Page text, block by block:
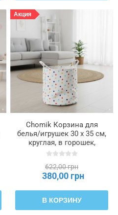
Акция
Chomik Корзина для
белья/игрушек 30 x 35 см,
круглая, в горошек,
размер M, NIZ4939
622,00 грн
380,00 грн
В КОРЗИНУ